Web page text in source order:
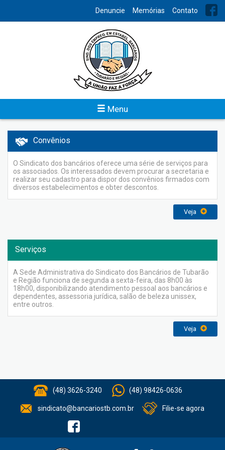
Denuncie Memórias Contato
Menu
O Sindicato dos Bancários sempre empenhado em manter um
ótimo relacionamento, propor uma inúmeros eventos aos seus
Convênios
O Sindicato dos bancários oferece uma série de serviços para
os associados. Os interessados devem procurar a secretaria e
realizar seu cadastro para dispor dos convênios firmados com
diversos estabelecimentos e obter descontos.
Veja
Serviços
A Sede Administrativa do Sindicato dos Bancários de Tubarão
e Região funciona de segunda a sexta-feira, das 8h00 às
18h00, disponibilizando atendimento pessoal aos bancários e
dependentes, assessoria jurídica, salão de beleza unissex,
entre outros.
Veja
(48) 3626-3240 (48) 98426-0636
sindicato@bancariostb.com.br Filie-se agora